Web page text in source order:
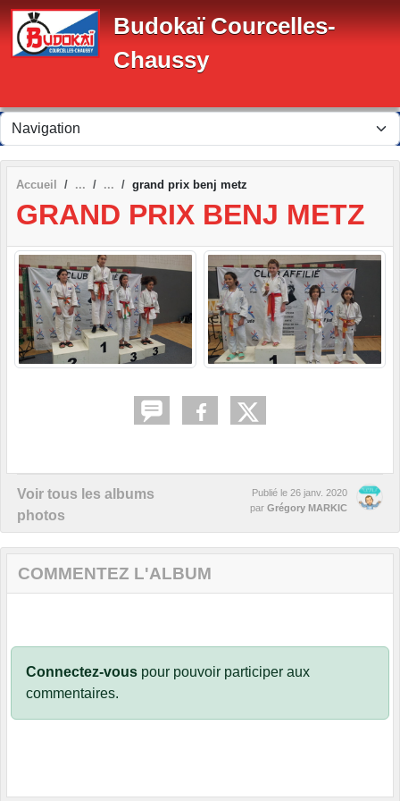
Budokaï Courcelles-
Chaussy
Accueil grand prix benj metz
GRAND PRIX BENJ METZ
Voir tous les albums
photos
Publié le 26 janv. 2020
par Grégory MARKIC
COMMENTEZ L'ALBUM
Connectez-vous pour pouvoir participer aux
commentaires.
Panneau de gestion des cookies